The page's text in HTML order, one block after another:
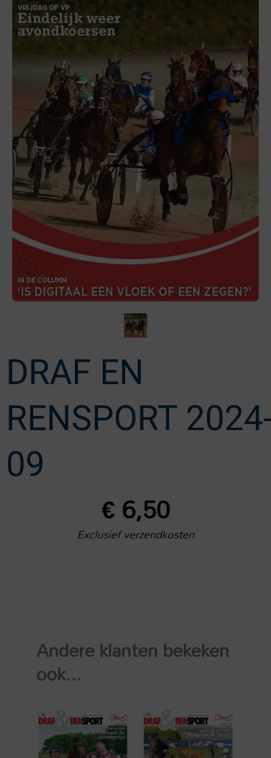
DRAF EN
RENSPORT
09
€6,50
Exclusief verzendkosten
Andere klanten bekeken
ook...